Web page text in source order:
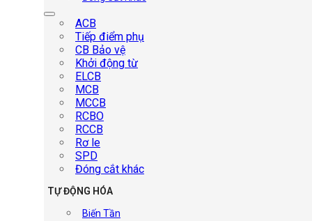
ACB
Tiếp điểm phụ
CB Bảo vệ
Khởi động từ
ELCB
MCB
MCCB
RCBO
RCCB
Rơ le
SPD
Đóng cắt khác
TỰ ĐỘNG HÓA
Biến Tần